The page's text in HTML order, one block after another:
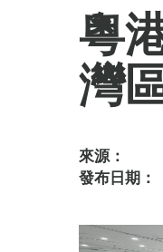
粵
灣
來源：
發布日期：